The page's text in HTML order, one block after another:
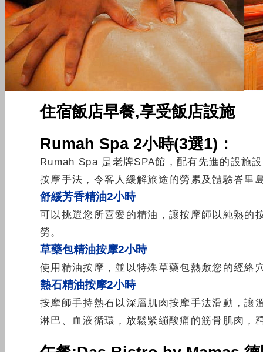
住宿飯店早餐,享受飯店設施
Rumah Spa 2小時(3選1)：
Rumah Spa 是老牌SPA館，配有先進的設施
按摩手法，令客人緩解旅途的勞累及體驗峇里
舒緩芳香精油2小時
可以挑選您所喜愛的精油，讓按摩師以純熟的
勞。
草藥包精油按摩2小時
使用精油按摩，並以特殊草藥包熱敷您的經絡
熱石精油按摩2小時
按摩師手持熱石以深層肌肉按摩手法滑動，讓
淋巴、血液循環，放鬆緊繃酸痛的筋骨肌肉，